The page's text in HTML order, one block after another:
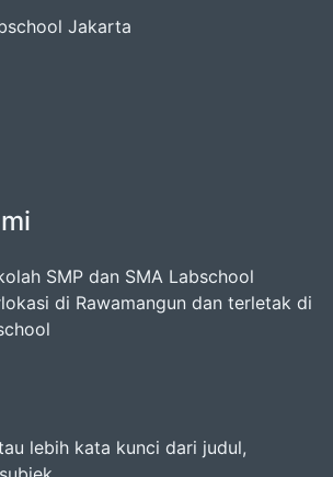
Jakarta
SMP dan SMA Labschool
di Rawamangun dan terletak di
lebih kata kunci dari judul,